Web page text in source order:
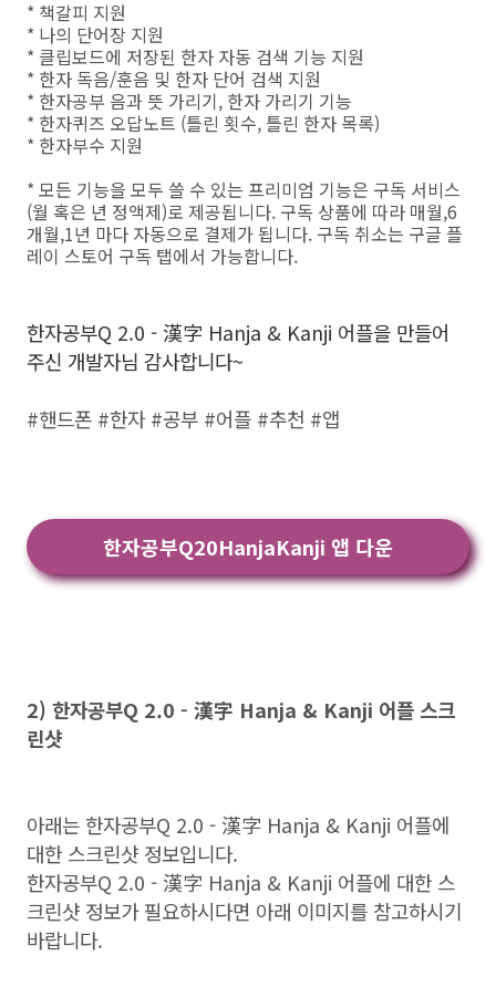
* 책갈피 지원
* 나의 단어장 지원
* 클립보드에 저장된 한자 자동 검색 기능 지원
* 한자 독음/훈음 및 한자 단어 검색 지원
* 한자공부 음과 뜻 가리기, 한자 가리기 기능
* 한자퀴즈 오답노트 (틀린 횟수, 틀린 한자 목록)
* 한자부수 지원
* 모든 기능을 모두 쓸 수 있는 프리미엄 기능은 구독 서비스
(월 혹은 년 정액제)로 제공됩니다. 구독 상품에 따라 매월,6
개월,1년 마다 자동으로 결제가 됩니다. 구독 취소는 구글 플
레이 스토어 구독 탭에서 가능합니다.
한자공부Q 2.0 - 漢字 Hanja & Kanji 어플을 만들어
주신 개발자님 감사합니다~
#핸드폰 #한자 #공부 #어플 #추천 #앱
한자공부Q20HanjaKanji 앱 다운
2) 한자공부Q 2.0 - 漢字 Hanja & Kanji 어플 스크
린샷
아래는 한자공부Q 2.0 - 漢字 Hanja & Kanji 어플에
대한 스크린샷 정보입니다.
한자공부Q 2.0 - 漢字 Hanja & Kanji 어플에 대한 스
크린샷 정보가 필요하시다면 아래 이미지를 참고하시기
바랍니다.